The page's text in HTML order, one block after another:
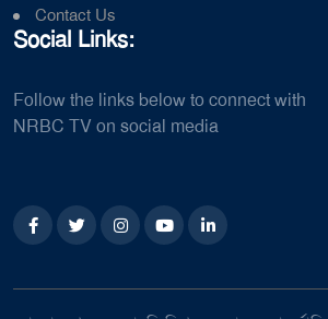
Contact Us
Social Links:
Follow the links below to connect with
NRBC TV on social media